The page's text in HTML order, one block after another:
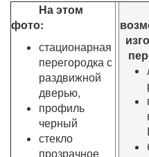
На этом
фото:
стационарная
перегородка с
раздвижной
дверью,
профиль
черный
стекло
прозрачное